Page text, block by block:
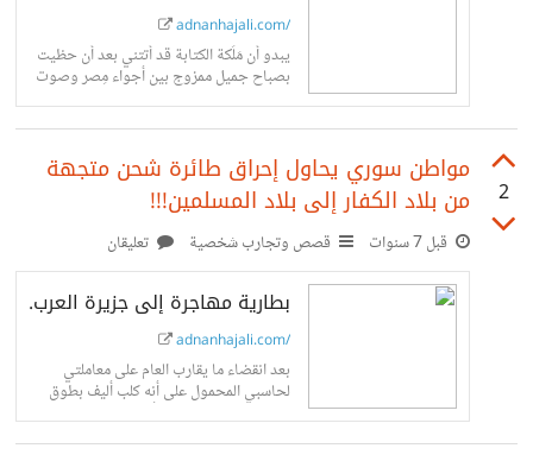
adnanhajali.com/
يبدو أن مَلَكة الكتابة قد أتتني بعد أن حظيت
بصباح جميل ممزوج بين أجواء مِصر وصوت
2
مواطن سوري يحاول إحراق طائرة شحن متجهة
من بلاد الكفار إلى بلاد المسلمين!!!
قبل 7 سنوات قصص وتجارب شخصية تعليقان
بطارية مهاجرة إلى جزيرة العرب.
adnanhajali.com/
بعد انقضاء ما يقارب العام على معاملتي
لحاسبي المحمول على أنه كلب أليف بطوق